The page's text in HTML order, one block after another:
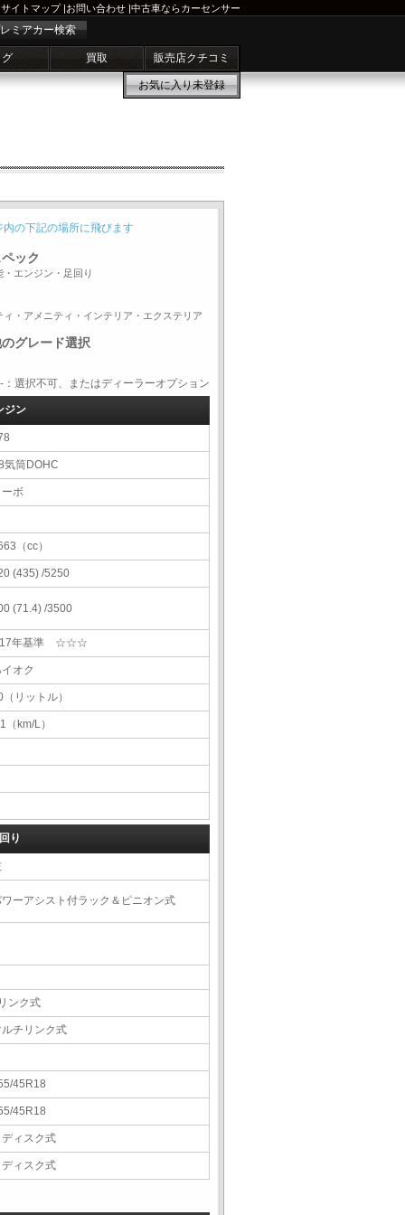
サイトマップ|お問い合わせ |中古車ならカーセンサー
ミアカー検索
買取 販売店クチコミ
お気に入り未登録
内の下記の場所に飛びます
ック
・エンジン・足回り
ィ・アメニティ・インテリア・エクステリア
グレード選択
択不可、またはディーラーオプション
ジン
気筒DOHC
ボ
（cc）
(435) /5250
(71.4) /3500
年基準 ☆☆☆
オク
（リットル）
（km/L）
り
ーアシスト付ラック＆ピニオン式
ンク式
チリンク式
45R18
45R18
ィスク式
ィスク式